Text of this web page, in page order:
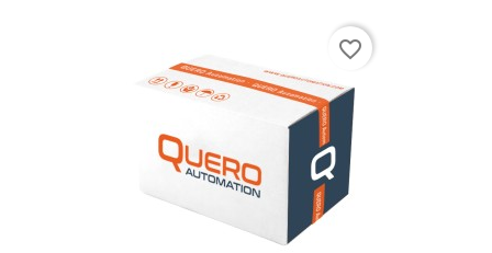
favorite_border